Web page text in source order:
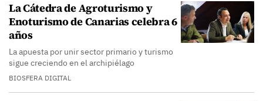
La Cátedra de Agroturismo y
Enoturismo de Canarias celebra 6
años
La apuesta por unir sector primario y turismo
sigue creciendo en el archipiélago
BIOSFERA DIGITAL